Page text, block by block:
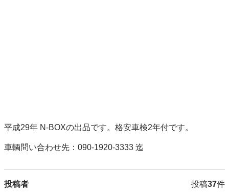
平成29年 N-BOXの出品です。格安車検2年付です。
車輌問い合わせ先：090-1920-3333 迄
投稿者 投稿37件